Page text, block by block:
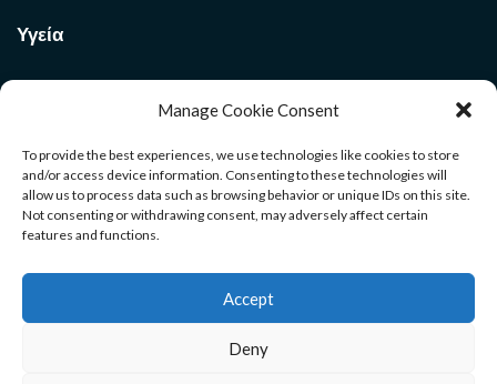
Manage Cookie Consent
To provide the best experiences, we use technologies like cookies to store
and/or access device information. Consenting to these technologies will
allow us to process data such as browsing behavior or unique IDs on this site.
Not consenting or withdrawing consent, may adversely affect certain
features and functions.
Accept
Deny
Υγεία
Ποιοι Είμαστε στοMed Voi
365
Καλώς ήρθατε στην σελίδα μας. Ανακαλύψτε χρήσιμους
οδηγούς για όλους τους κλάδους. Μέσα από το site θα βρείτε
ευρύ φάσμα επιλογών της ζωής σας. Καλή διαμονή.
Επικοινωνία